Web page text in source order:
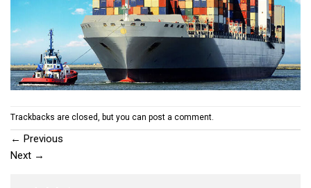
Trackbacks are closed, but you can post a comment
← Previous
Next →